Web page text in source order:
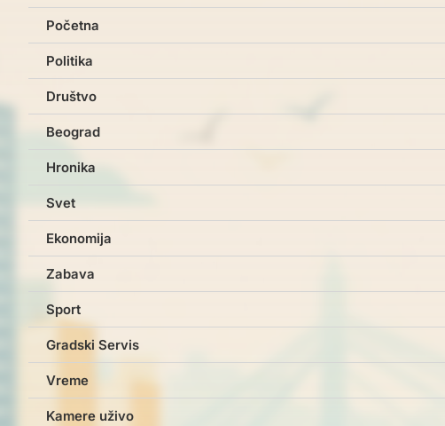
Početna
Politika
Društvo
Beograd
Hronika
Svet
Ekonomija
Zabava
Sport
Gradski Servis
Vreme
Kamere uživo